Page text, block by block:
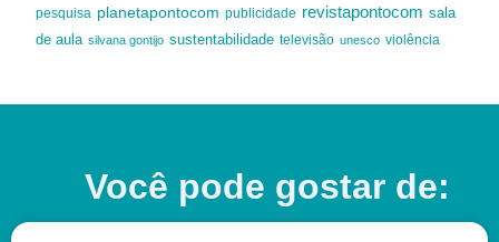
pesquisa planetapontocom publicidade revistapontocom sala
de aula silvana gontijo sustentabilidade televisão unesco violência
Você pode gostar de: